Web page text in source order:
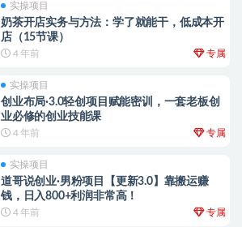
实操项目
奶茶开店实务与方法：学了就能干，低成本开
店（15节课）
4 年前 专属
实操项目
创业布局·3.0轻创项目赋能密训，一套老板创
业必修的创业技能课
4 年前 专属
实操项目
道哥说创业·男粉项目【更新3.0】靠搬运赚
钱，日入800+利润非常高！
4 年前 专属